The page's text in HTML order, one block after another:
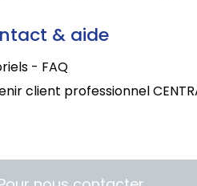
& aide
- FAQ
client professionnel